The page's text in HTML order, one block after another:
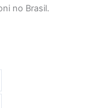
no Brasil.